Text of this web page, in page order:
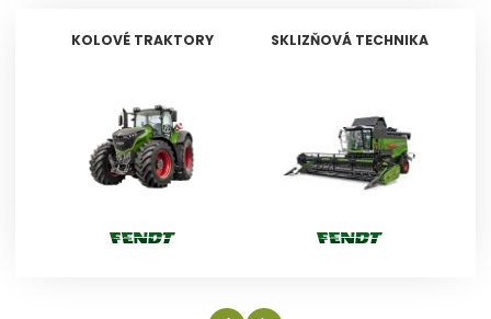
KOLOVÉ TRAKTORY SKLIZŇOVÁ TECHNIKA